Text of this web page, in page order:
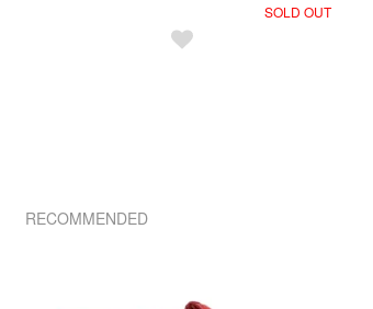
SOLD OUT
RECOMMENDED